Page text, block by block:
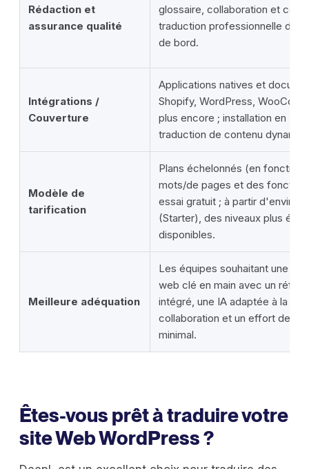
Rédaction et
assurance qualité
glossaire, collaboration et
traduction professionnelle
de bord.
Intégrations /
Couverture
Applications natives et
Shopify, WordPress,
plus encore ; installation en 5
traduction de contenu
Modèle de
tarification
Plans échelonnés (en fonction
mots/de pages et des
essai gratuit ; à partir d'environ
(Starter), des niveaux plus
disponibles.
Meilleure adéquation
Les équipes souhaitant une
web clé en main avec un
intégré, une IA adaptée à la
collaboration et un effort de
minimal.
Êtes-vous prêt à traduire votre
site Web WordPress ?